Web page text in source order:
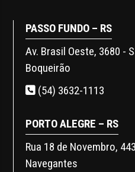
PASSO FUNDO – RS
Av. Brasil Oeste, 3680 -
Boqueirão
(54) 3632-1113
PORTO ALEGRE – RS
Rua 18 de Novembro, 443
Navegantes